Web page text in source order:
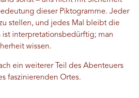
dieser Piktogramme. Jeder
stellen, und jedes Mal bleibt die
ist interpretationsbedürftig; man
wissen.
ein weiterer Teil des Abenteuers
faszinierenden Ortes.